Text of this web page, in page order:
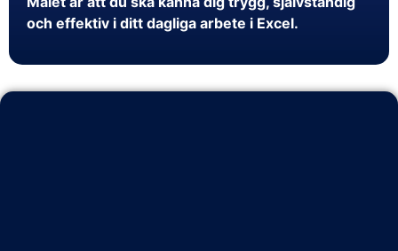
och effektiv i ditt dagliga arbete i Excel.